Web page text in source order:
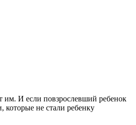
им. И если повзрослевший ребенок
которые не стали ребенку